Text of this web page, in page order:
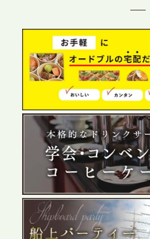
目の展開で、拡大する出張パ
2026.6.4
プレスリリースのご案内｜
の離職防止に。オフィスや
う「お祭りケータリング」の
2026.5.29
プレスリリースのご案内｜ケ
テーブル、群馬前橋支社を
展開が進む前橋エリアの企業
なサービスで各種イベント・
2026.5.27